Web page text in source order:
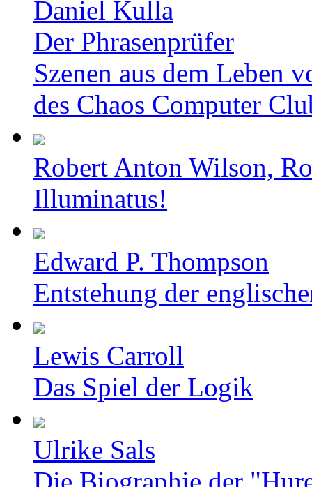
Daniel Kulla
Der Phrasenprüfer
Szenen aus dem Leben
des Chaos Computer
Robert Anton Wilson,
Illuminatus!
Edward P. Thompson
Entstehung der
Lewis Carroll
Das Spiel der Logik
Ulrike Sals